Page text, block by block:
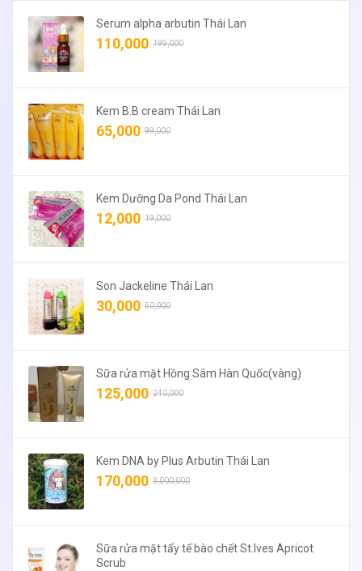
Serum alpha arbutin Thái Lan
110,000 199,000
Kem B.B cream Thái Lan
65,000 99,000
Kem Dưỡng Da Pond Thái Lan
12,000 19,000
Son Jackeline Thái Lan
30,000 50,000
Sữa rửa mặt Hồng Sâm Hàn Quốc(vàng)
125,000 240,000
Kem DNA by Plus Arbutin Thái Lan
170,000 3,000,000
Sữa rửa mặt tẩy tế bào chết St.Ives Apricot
Scrub